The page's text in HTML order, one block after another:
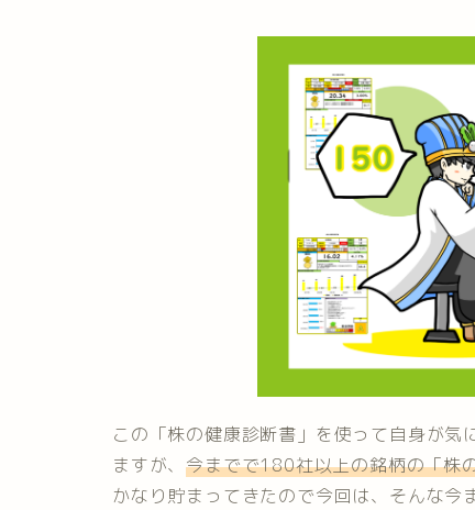
この「株の健康診断書」を使って自身が気
ますが、今までで180社以上の銘柄の「株
かなり貯まってきたので今回は、そんな今